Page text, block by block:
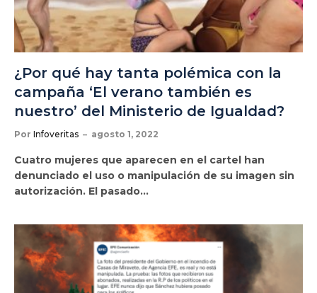
¿Por qué hay tanta polémica con la
campaña ‘El verano también es
nuestro’ del Ministerio de Igualdad?
Por Infoveritas agosto 1, 2022
Cuatro mujeres que aparecen en el cartel han
denunciado el uso o manipulación de su imagen sin
autorización. El pasado…